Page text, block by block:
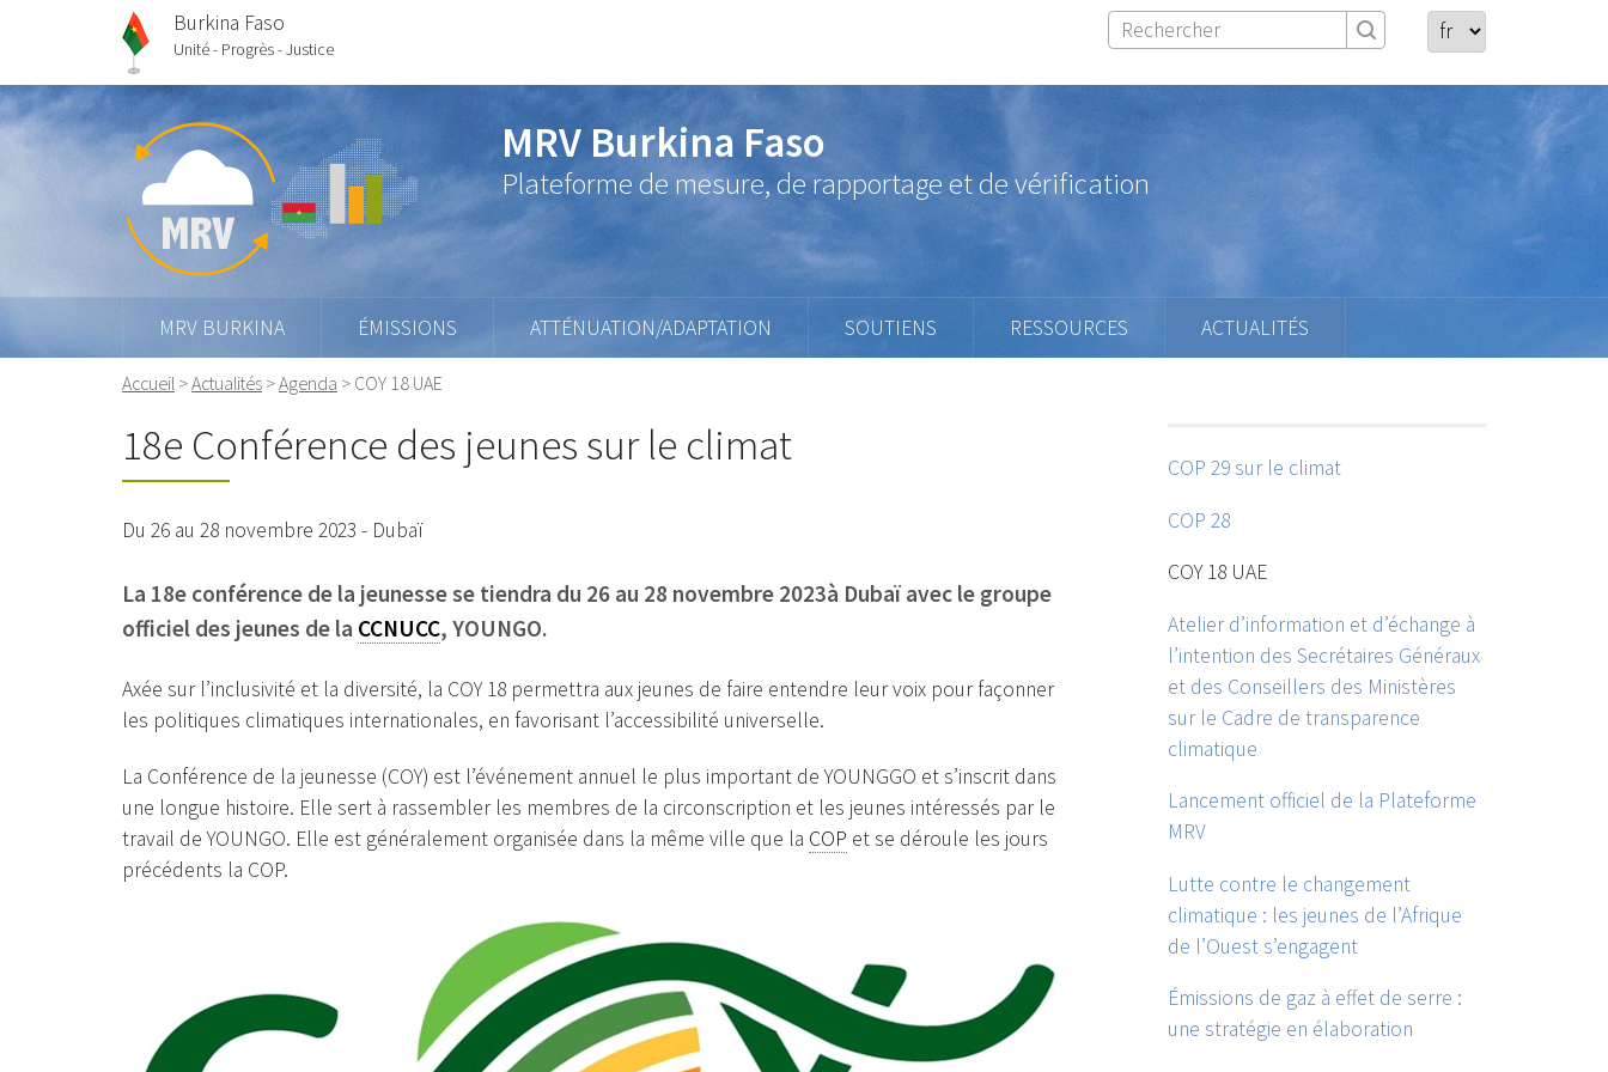
Burkina Faso
Unité - Progrès - Justice
MRV Burkina Faso
Plateforme de mesure, de rapportage et de vérification
MRV BURKINA ÉMISSIONS ATTÉNUATION/ADAPTATION SOUTIENS RESSOURCES ACTUALITÉS
Accueil >Actualités >Agenda > COY 18 UAE
18e Conférence des jeunes sur le climat
Du 26 au 28 novembre 2023 - Dubaï
La 18e conférence de la jeunesse se tiendra du 26 au 28 novembre 2023à Dubaï avec le groupe
officiel des jeunes de la CCNUCC, YOUNGO.
Axée sur l’inclusivité et la diversité, la COY 18 permettra aux jeunes de faire entendre leur voix pour façonner
les politiques climatiques internationales, en favorisant l’accessibilité universelle.
La Conférence de la jeunesse (COY) est l’événement annuel le plus important de YOUNGGO et s’inscrit dans
une longue histoire. Elle sert à rassembler les membres de la circonscription et les jeunes intéressés par le
travail de YOUNGO. Elle est généralement organisée dans la même ville que la COP et se déroule les jours
précédents la COP.
COP 29 sur le climat
COP 28
COY 18 UAE
Atelier d’information et d’échange à
l’intention des Secrétaires Généraux
et des Conseillers des Ministères
sur le Cadre de transparence
climatique
Lancement officiel de la Plateforme
MRV
Lutte contre le changement
climatique : les jeunes de l’Afrique
de l’Ouest s’engagent
Émissions de gaz à effet de serre :
une stratégie en élaboration